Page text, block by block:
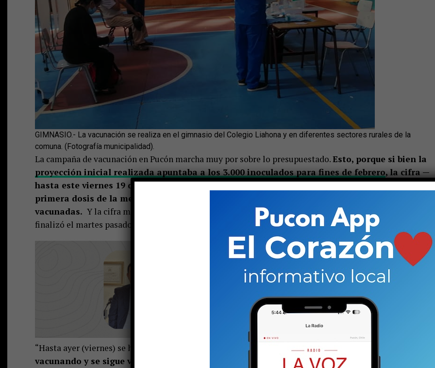
GIMNASIO.- La vacunación se realiza en el gimnasio del Colegio Liahona y en diferentes sectores rurales de la
comuna. (Fotografía municipalidad).
La campaña de vacunación en Pucón marcha muy por sobre lo presupuestado.Esto, porque si bien la
proyección inicial realizada apuntaba a los 3.000 inoculados para fines de febrero, la cifra —
hasta este viernes 19 de febrero— sobrepasaba las 6000 personas que ya recibieron la
primera dosis de la medicina que protege del Covid-19. En rigor, 6.050 personas ya
vacunadas. Y la cifra marca el primer fin de semana en Paso 2, luego de la cuarentena total que
finalizó el martes pasado.
“Hasta ayer (viernes) se habían administrado 6.050 dosis de vacuna.Hoy en la mañana se seguía
vacunando y se sigue vacunando en el sector rural”
, explicó Odette Castillo directora de Salud de